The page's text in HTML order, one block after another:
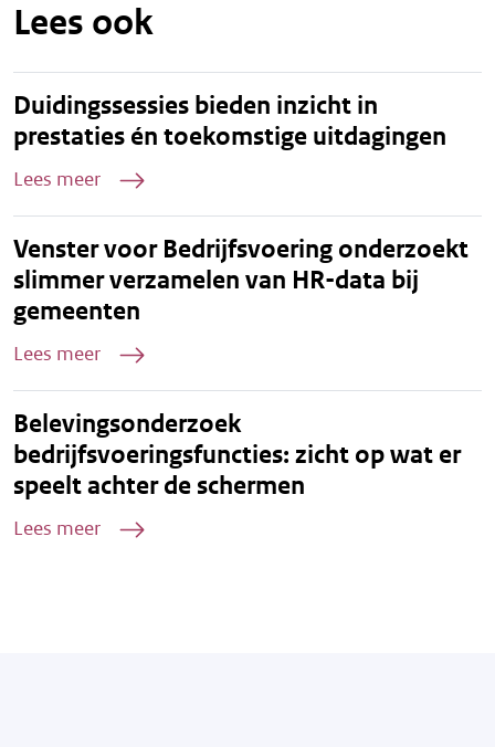
Lees ook
Duidingssessies bieden inzicht in
prestaties én toekomstige uitdagingen
Lees meer
Venster voor Bedrijfsvoering onderzoekt
slimmer verzamelen van HR-data bij
gemeenten
Lees meer
Belevingsonderzoek
bedrijfsvoeringsfuncties: zicht op wat er
speelt achter de schermen
Lees meer